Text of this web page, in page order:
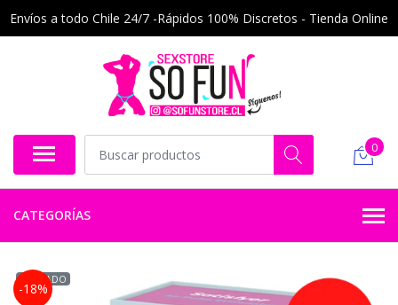
Envíos a todo Chile 24/7 -Rápidos 100% Discretos - Tienda Online
0
CATEGORÍAS
AGOTADO
-18%